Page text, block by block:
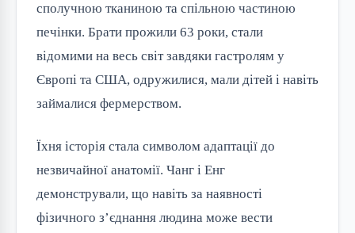
сполучною тканиною та спільною частиною
печінки. Брати прожили 63 роки, стали
відомими на весь світ завдяки гастролям у
Європі та США, одружилися, мали дітей і навіть
займалися фермерством.
Їхня історія стала символом адаптації до
незвичайної анатомії. Чанг і Енг
демонстрували, що навіть за наявності
фізичного з’єднання людина може вести